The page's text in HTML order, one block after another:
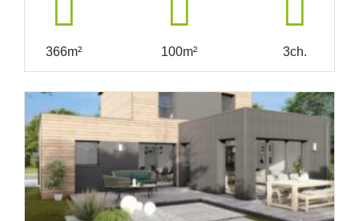
366m² 100m² 3ch.